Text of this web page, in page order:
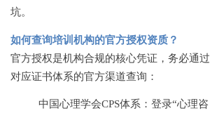
坑。
如何查询培训机构的官方授权资质？
官方授权是机构合规的核心凭证，务必通过
对应证书体系的官方渠道查询：
中国心理学会CPS体系：登录“心理咨